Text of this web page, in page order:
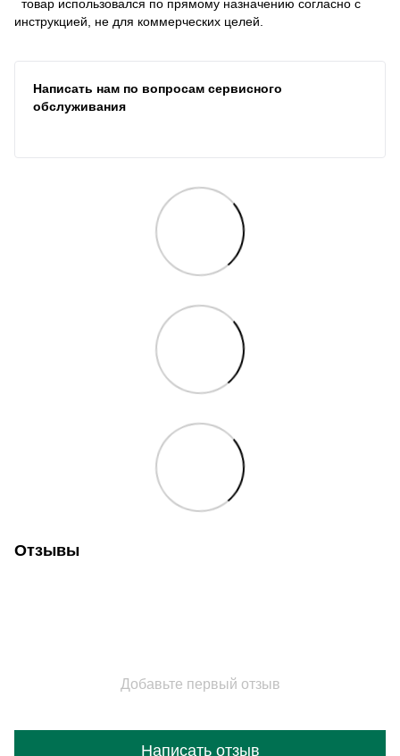
товар использовался по прямому назначению согласно с
инструкцией, не для коммерческих целей.
Написать нам по вопросам сервисного
обслуживания
Отзывы
Добавьте первый отзыв
Написать отзыв